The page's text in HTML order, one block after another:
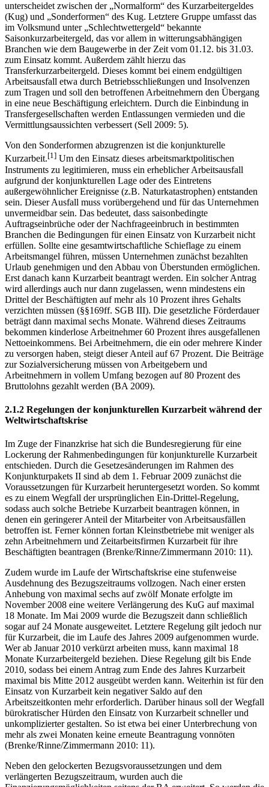
Das Bundesministerium für Arbeit und Soziales (BMAS)
unterscheidet zwischen der „Normalform“ des Kurzarbeitergeldes
(Kug) und „Sonderformen“ des Kug. Letztere Gruppe umfasst das
im Volksmund unter „Schlechtwettergeld“ bekannte
Saisonkurzarbeitergeld, das vor allem in witterungsabhängigen
Branchen wie dem Baugewerbe in der Zeit vom 01.12. bis 31.03.
zum Einsatz kommt. Außerdem zählt hierzu das
Transferkurzarbeitergeld. Dieses kommt bei einem endgültigen
Arbeitsausfall etwa durch Betriebsschließungen und Insolvenzen
zum Tragen und soll den betroffenen Arbeitnehmern den Übergang
in eine neue Beschäftigung erleichtern. Durch die Einbindung in
Transfergesellschaften werden Entlassungen vermieden und die
Von den Sonderformen abzugrenzen ist die konjunkturelle
Kurzarbeit.[1]Um den Einsatz dieses arbeitsmarktpolitischen
Instruments zu legitimieren, muss ein erheblicher Arbeitsausfall
aufgrund der konjunkturellen Lage oder des Eintretens
außergewöhnlicher Ereignisse (z.B. Naturkatastrophen) entstanden
sein. Dieser Ausfall muss vorübergehend und für das Unternehmen
unvermeidbar sein. Das bedeutet, dass saisonbedingte
Auftragseinbrüche oder der Nachfrageeinbruch in bestimmten
Branchen die Bedingungen für einen Einsatz von Kurzarbeit nicht
erfüllen. Sollte eine gesamtwirtschaftliche Schieflage zu einem
Arbeitsmangel führen, müssen Unternehmen zunächst bezahlten
Urlaub genehmigen und den Abbau von Überstunden ermöglichen.
Erst danach kann Kurzarbeit beantragt werden. Ein solcher Antrag
wird allerdings auch nur dann zugelassen, wenn mindestens ein
Drittel der Beschäftigten auf mehr als 10 Prozent ihres Gehalts
verzichten müssen (§§169ff. SGB III). Die gesetzliche Förderdauer
beträgt dann maximal sechs Monate. Während dieses Zeitraums
bekommen kinderlose Arbeitnehmer 60 Prozent ihres ausgefallenen
Nettoeinkommens. Bei Arbeitnehmern, die ein oder mehrere Kinder
zu versorgen haben, steigt dieser Anteil auf 67 Prozent. Die Beiträge
zur Sozialversicherung müssen von Arbeitgebern und
Arbeitnehmern in vollem Umfang bezogen auf 80 Prozent des
2.1.2 Regelungen der konjunkturellen Kurzarbeit während der
Im Zuge der Finanzkrise hat sich die Bundesregierung für eine
Lockerung der Rahmenbedingungen für konjunkturelle Kurzarbeit
entschieden. Durch die Gesetzesänderungen im Rahmen des
Konjunkturpakets II sind ab dem 1. Februar 2009 zunächst die
Voraussetzungen für Kurzarbeit heruntergesetzt worden. So kommt
es zu einem Wegfall der ursprünglichen Ein-Drittel-Regelung,
sodass auch solche Betriebe Kurzarbeit beantragen können, in
denen ein geringerer Anteil der Mitarbeiter von Arbeitsausfällen
betroffen ist. Ferner können fortan Kleinstbetriebe mit weniger als
zehn Arbeitnehmern und Zeitarbeitsfirmen Kurzarbeit für ihre
Zudem wurde im Laufe der Wirtschaftskrise eine stufenweise
Ausdehnung des Bezugszeitraums vollzogen. Nach einer ersten
Anhebung von maximal sechs auf zwölf Monate erfolgte im
November 2008 eine weitere Verlängerung des KuG auf maximal
18 Monate. Im Mai 2009 wurde die Bezugszeit dann schließlich
sogar auf 24 Monate ausgeweitet. Letztere Regelung gilt jedoch nur
für Kurzarbeit, die im Laufe des Jahres 2009 aufgenommen wurde.
Wer ab Januar 2010 verkürzt arbeiten muss, kann maximal 18
Monate Kurzarbeitergeld beziehen. Diese Regelung gilt bis Ende
2010, sodass bei einem Antrag zum Ende des Jahres Kurzarbeit
maximal bis Mitte 2012 ausgeübt werden kann. Weiterhin ist für den
Einsatz von Kurzarbeit kein negativer Saldo auf den
Arbeitszeitkonten mehr erforderlich. Darüber hinaus soll der Wegfall
bürokratischer Hürden den Einsatz von Kurzarbeit schneller und
unkomplizierter gestalten. So ist etwa bei einer Unterbrechung von
mehr als zwei Monaten keine erneute Beantragung vonnöten
Neben den gelockerten Bezugsvoraussetzungen und dem